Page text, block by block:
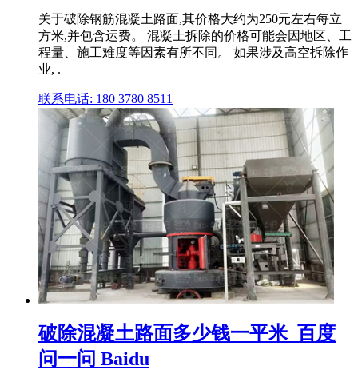
关于破除钢筋混凝土路面,其价格大约为250元左右每立
方米,并包含运费。 混凝土拆除的价格可能会因地区、工
程量、施工难度等因素有所不同。 如果涉及高空拆除作
业, .
联系电话: 180 3780 8511
破除混凝土路面多少钱一平米_百度
问一问 Baidu